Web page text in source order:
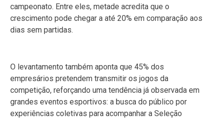
campeonato. Entre eles, metade acredita que o
crescimento pode chegar a até 20% em comparação aos
dias sem partidas.
O levantamento também aponta que 45% dos
empresários pretendem transmitir os jogos da
competição, reforçando uma tendência já observada em
grandes eventos esportivos: a busca do público por
experiências coletivas para acompanhar a Seleção